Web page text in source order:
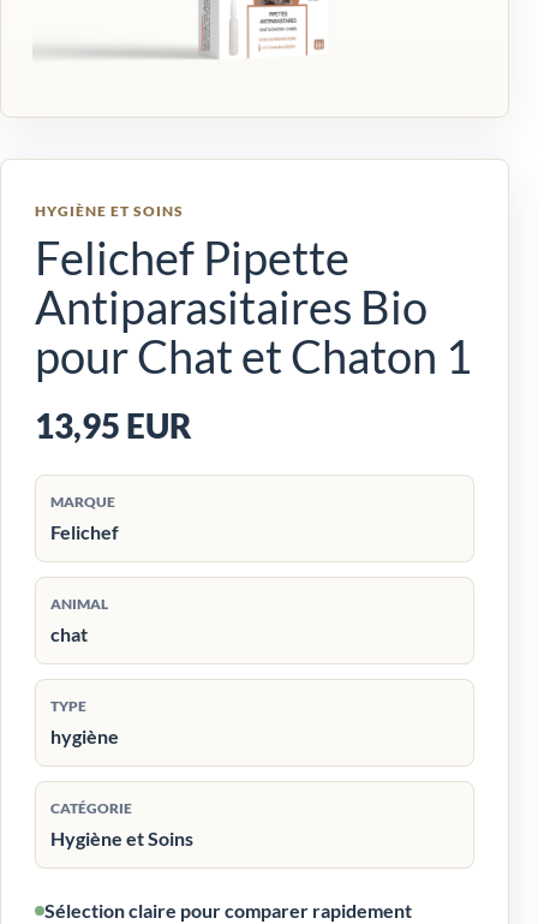
HYGIÈNE ET SOINS
Felichef Pipette
Antiparasitaires Bio
pour Chat et Chaton 1
13,95 EUR
MARQUE
Felichef
ANIMAL
chat
TYPE
hygiène
CATÉGORIE
Hygiène et Soins
Sélection claire pour comparer rapidement